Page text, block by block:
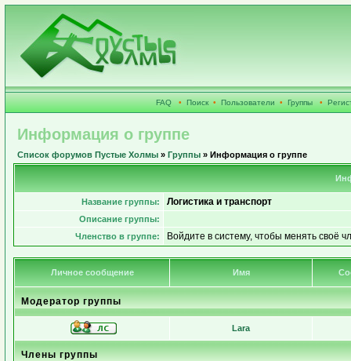
FAQ • Поиск • Пользователи • Группы •
Информация о группе
Список форумов Пустые Холмы » Группы » Информация о группе
Название группы: Логистика и транспорт
Описание группы:
Членство в группе:
Войдите в систему, чтобы менять своё
Личное сообщение Имя
Модератор группы
Lara
Члены группы